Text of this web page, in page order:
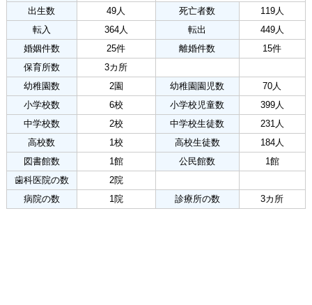
出生数
49人 死亡者数
119人
転入
364人 転出
449人
婚姻件数
25件 離婚件数
15件
保育所数
3カ所
幼稚園数
2園 幼稚園園児数
70人
小学校数
6校 小学校児童数
399人
中学校数
2校 中学校生徒数
231人
高校数
1校 高校生徒数
184人
図書館数
1館 公民館数
1館
歯科医院の数
2院
病院の数
1院 診療所の数 3カ所